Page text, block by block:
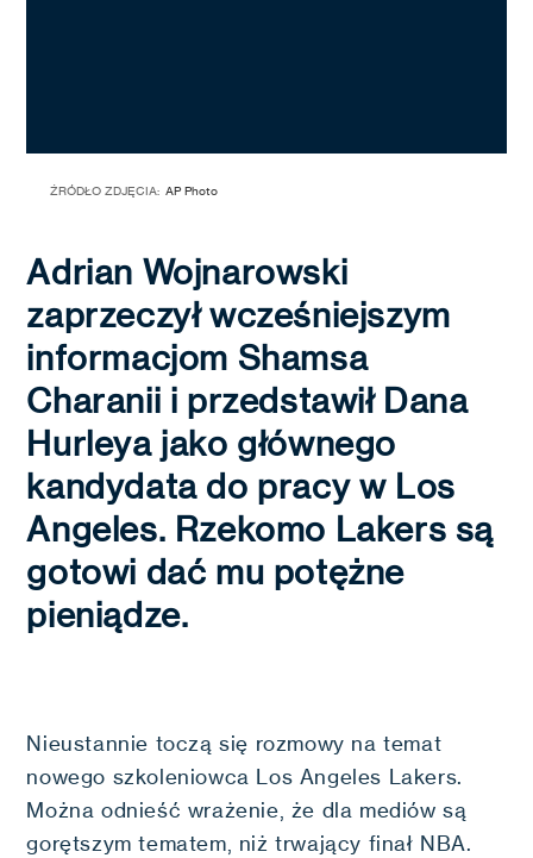
ŹRÓDŁO ZDJĘCIA: AP Photo
Adrian Wojnarowski
zaprzeczył wcześniejszym
informacjom Shamsa
Charanii i przedstawił Dana
Hurleya jako głównego
kandydata do pracy w Los
Angeles. Rzekomo Lakers są
gotowi dać mu potężne
pieniądze.
Nieustannie toczą się rozmowy na temat
nowego szkoleniowca Los Angeles Lakers.
Można odnieść wrażenie, że dla mediów są
gorętszym tematem, niż trwający finał NBA.